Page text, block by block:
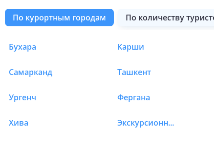
по курортным городам по количеству
Туры в Узбекистан
Бухара Карши
Самарканд Ташкент
Ургенч Фергана
Хива Экскурсионная программа Узбекистан